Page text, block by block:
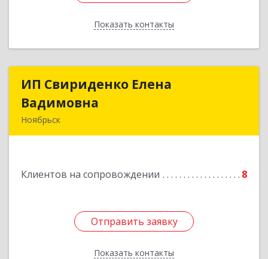
Показать контакты
Назад
ИП Свириденко Елена
Вадимовна
Ноябрьск
Клиентов на сопровождении 8
Отправить заявку
Показать контакты
ИП Свириденко Елена
Подробнее
Отправить заявку
Назад